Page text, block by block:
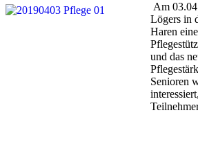
Am
Lögers in
Haren
und das
Senioren